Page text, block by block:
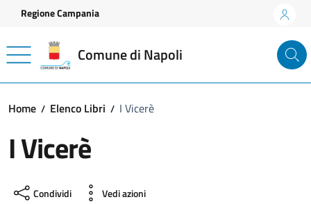
Vai ai contenuti
Vai al footer
Regione Campania
Comune di Napoli
Home Elenco Libri I Vicerè
I Vicerè
Condividi Vedi azioni